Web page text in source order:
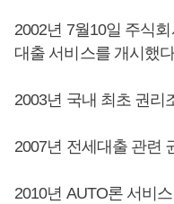
2002년 7월10일 주식
대출 서비스를 개시했
2003년 국내 최초 권리
2007년 전세대출 관련
2010년 AUTO론 서비